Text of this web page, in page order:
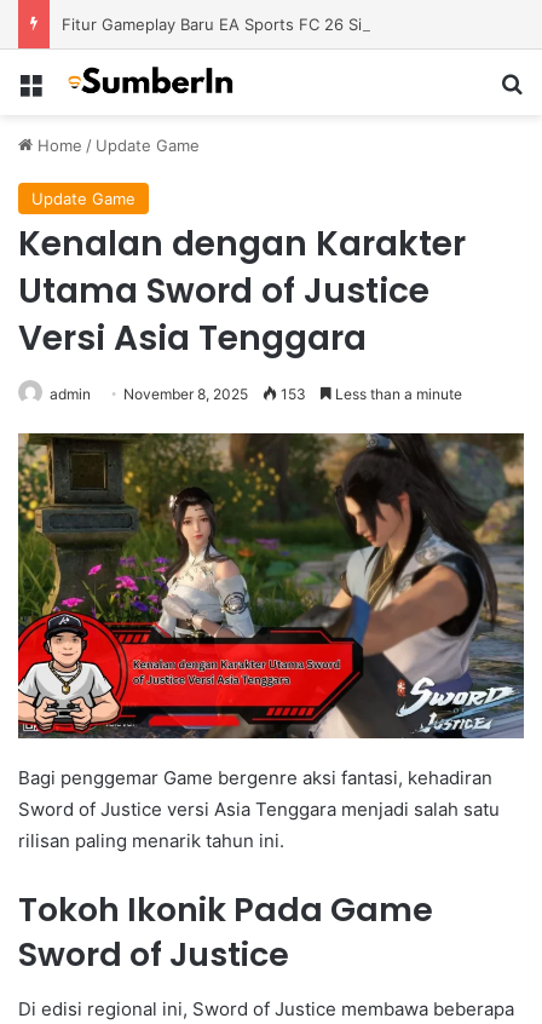
Menu
Home / Update Game
Update Game
Kenalan dengan Karakter
Utama Sword of Justice
Versi Asia Tenggara
admin November 8, 2025 153 Less than a minute
Bagi penggemar Game bergenre aksi fantasi, kehadiran
Sword of Justice versi Asia Tenggara menjadi salah satu
rilisan paling menarik tahun ini.
Tokoh Ikonik Pada Game
Sword of Justice
Di edisi regional ini, Sword of Justice membawa beberapa